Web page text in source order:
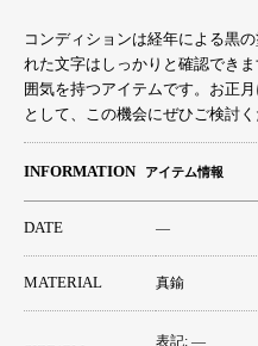
コンディションは経年による黒
れた文字はしっかりと確認でき
囲気を持つアイテムです。お正
として、この機会にぜひご検討く
INFORMATION アイテム情報
DATE ―
MATERIAL 真鍮
表記: ―